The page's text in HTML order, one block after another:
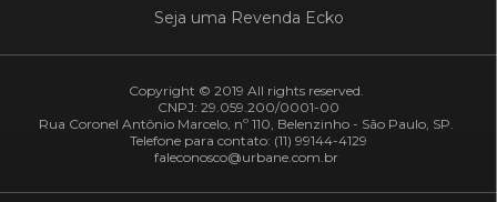
Seja uma Revenda Ecko
Copyright © 2019 All rights reserved.
CNPJ: 29.059.200/0001-00
Rua Coronel Antônio Marcelo, nº 110, Belenzinho - São Paulo, SP.
Telefone para contato: (11) 99144-4129
faleconosco@urbane.com.br